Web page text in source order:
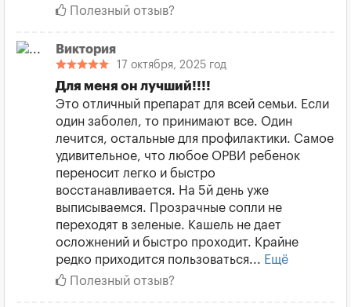
Полезный отзыв?
Виктория
17 октября, 2025 год
Для меня он лучший!!!!
Это отличный препарат для всей семьи. Если
один заболел, то принимают все. Один
лечится, остальные для профилактики. Самое
удивительное, что любое ОРВИ ребенок
переносит легко и быстро
восстанавливается. На 5й день уже
выписываемся. Прозрачные сопли не
переходят в зеленые. Кашель не дает
осложнений и быстро проходит. Крайне
редко приходится пользоваться... Ещё
Полезный отзыв?